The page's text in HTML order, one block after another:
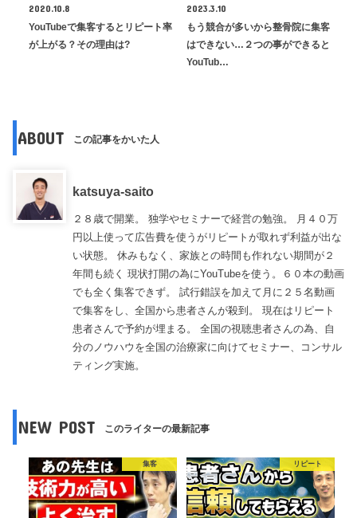
2020.10.8
YouTubeで集客するとリピート率
が上がる？その理由は?
2023.3.10
もう競合が多いから整骨院に集客
はできない…２つの事ができると
YouTub…
ABOUT この記事をかいた人
katsuya-saito
２８歳で開業。 独学やセミナーで経営の勉強。 月４０万
円以上使って広告費を使うがリピートが取れず利益が出な
い状態。 休みもなく、家族との時間も作れない期間が２
年間も続く 現状打開の為にYouTubeを使う。６０本の動画
でも全く集客できず。 試行錯誤を加えて月に２５名動画
で集客をし、全国から患者さんが殺到。 現在はリピート
患者さんで予約が埋まる。 全国の視聴患者さんの為、自
分のノウハウを全国の治療家に向けてセミナー、コンサル
ティング実施。
NEW POST このライターの最新記事
集客 リピート